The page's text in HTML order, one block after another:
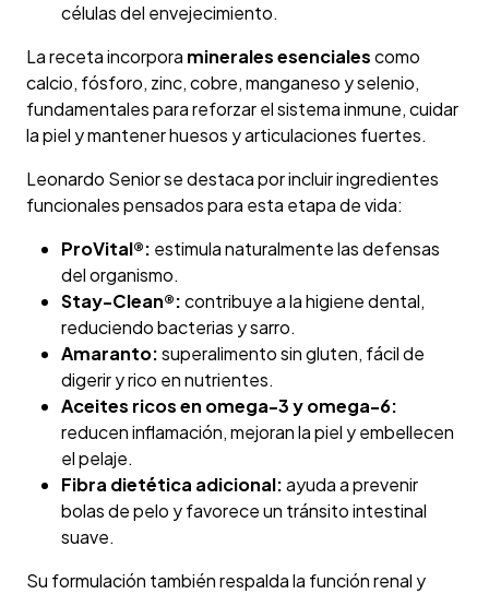
células del envejecimiento.
La receta incorpora minerales esencialescomo
calcio, fósforo, zinc, cobre, manganeso y selenio,
fundamentales para reforzar el sistema inmune, cuidar
la piel y mantener huesos y articulaciones fuertes.
Leonardo Senior se destaca por incluir ingredientes
funcionales pensados para esta etapa de vida:
ProVital®: estimula naturalmente las defensas
del organismo.
Stay-Clean®:contribuye a la higiene dental,
reduciendo bacterias y sarro.
Amaranto:superalimento sin gluten, fácil de
digerir y rico en nutrientes.
Aceites ricos en omega-3 y omega-6:
reducen inflamación, mejoran la piel y embellecen
el pelaje.
Fibra dietética adicional:ayuda a prevenir
bolas de pelo y favorece un tránsito intestinal
suave.
Su formulación también respalda la función renal y